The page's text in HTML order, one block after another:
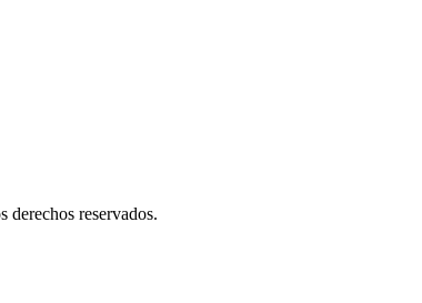
derechos reservados.